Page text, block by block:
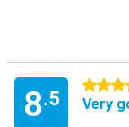
8.5
4.5
Very